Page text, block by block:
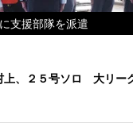
支援部隊を派遣
上、２５号ソロ 大リー